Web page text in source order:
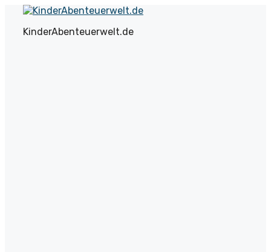
Zum
springen
KinderAbenteuerwelt.de